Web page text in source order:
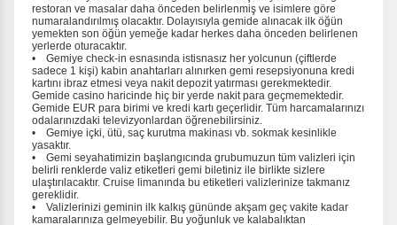
restoran ve masalar daha önceden belirlenmiş ve isimlere göre
numaralandırılmış olacaktır. Dolayısıyla gemide alınacak ilk öğün
yemekten son öğün yemeğe kadar herkes daha önceden belirlenen
yerlerde oturacaktır.
• Gemiye check-in esnasında istisnasız her yolcunun (çiftlerde
sadece 1 kişi) kabin anahtarları alınırken gemi resepsiyonuna kredi
kartını ibraz etmesi veya nakit depozit yatırması gerekmektedir.
Gemide casino haricinde hiç bir yerde nakit para geçmemektedir.
Gemide EUR para birimi ve kredi kartı geçerlidir. Tüm harcamalarınızı
odalarınızdaki televizyonlardan öğrenebilirsiniz.
• Gemiye içki, ütü, saç kurutma makinası vb. sokmak kesinlikle
yasaktır.
• Gemi seyahatimizin başlangıcında grubumuzun tüm valizleri için
belirli renklerde valiz etiketleri gemi biletiniz ile birlikte sizlere
ulaştırılacaktır. Cruise limanında bu etiketleri valizlerinize takmanız
gereklidir.
• Valizlerinizi geminin ilk kalkış gününde akşam geç vakite kadar
kamaralarınıza gelmeyebilir. Bu yoğunluk ve kalabalıktan